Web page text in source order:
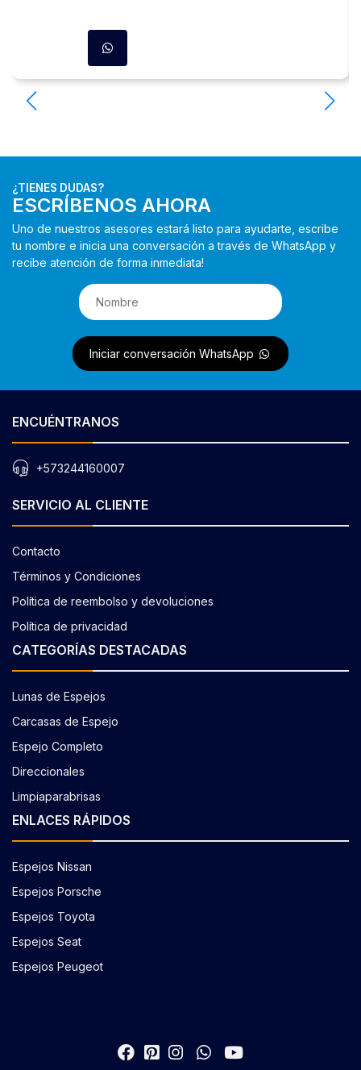
¿TIENES DUDAS?
ESCRÍBENOS AHORA
Uno de nuestros asesores estará listo para ayudarte, escribe
tu nombre e inicia una conversación a través de WhatsApp y
recibe atención de forma inmediata!
Iniciar conversación WhatsApp
ENCUÉNTRANOS
+573244160007
SERVICIO AL CLIENTE
Contacto
Términos y Condiciones
Política de reembolso y devoluciones
Política de privacidad
CATEGORÍAS DESTACADAS
Lunas de Espejos
Carcasas de Espejo
Espejo Completo
Direccionales
Limpiaparabrisas
ENLACES RÁPIDOS
Espejos Nissan
Espejos Porsche
Espejos Toyota
Espejos Seat
Espejos Peugeot